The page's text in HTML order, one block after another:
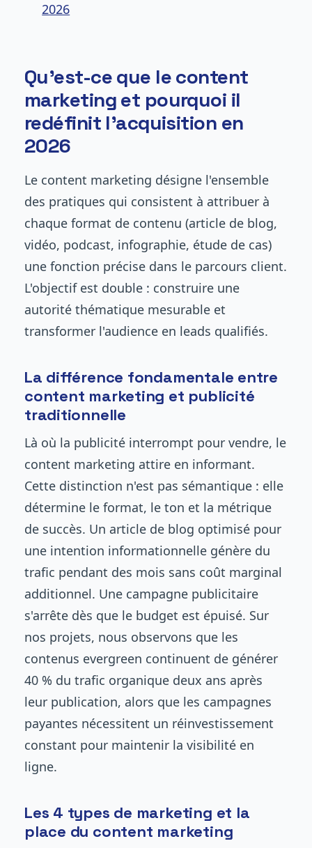
2026
Qu'est-ce que le content
marketing et pourquoi il
redéfinit l'acquisition en
2026
Le content marketing désigne l'ensemble
des pratiques qui consistent à attribuer à
chaque format de contenu (article de blog,
vidéo, podcast, infographie, étude de cas)
une fonction précise dans le parcours client.
L'objectif est double : construire une
autorité thématique mesurable et
transformer l'audience en leads qualifiés.
La différence fondamentale entre
content marketing et publicité
traditionnelle
Là où la publicité interrompt pour vendre, le
content marketing attire en informant.
Cette distinction n'est pas sémantique : elle
détermine le format, le ton et la métrique
de succès. Un article de blog optimisé pour
une intention informationnelle génère du
trafic pendant des mois sans coût marginal
additionnel. Une campagne publicitaire
s'arrête dès que le budget est épuisé. Sur
nos projets, nous observons que les
contenus evergreen continuent de générer
40 % du trafic organique deux ans après
leur publication, alors que les campagnes
payantes nécessitent un réinvestissement
constant pour maintenir la visibilité en
ligne.
Les 4 types de marketing et la
place du content marketing